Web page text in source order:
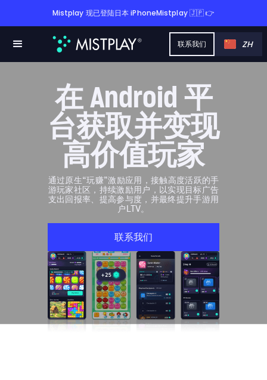
Mistplay 现已登陆日本 iPhoneMistplay 🇯🇵 👉
ZH
联系我们
在 Android 平
台获取并变现
高价值玩家
通过原生“玩赚”激励应用，接触高度活跃的手
游玩家社区，持续激励用户，以实现目标广告
支出回报率、提高参与度，并最终提升手游用
户LTV。
联系我们